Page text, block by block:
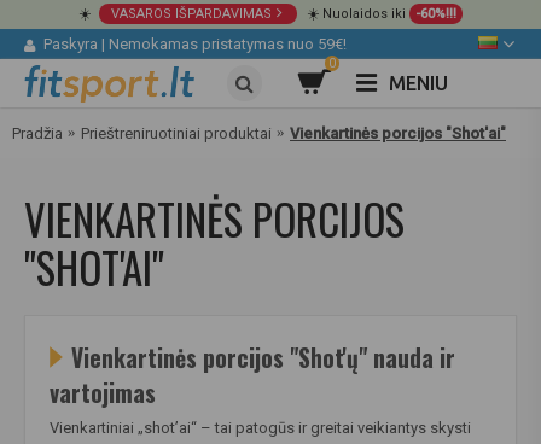
☀️ VASAROS IŠPARDAVIMAS ☀️ Nuolaidos iki -60%!!!
Paskyra | Nemokamas pristatymas nuo 59€!
0
MENIU
Pradžia Prieštreniruotiniai produktai Vienkartinės porcijos "Shot'ai"
VIENKARTINĖS PORCIJOS
"SHOT'AI"
Vienkartinės porcijos "Shot'ų" nauda ir
vartojimas
Vienkartiniai „shot’ai“ – tai patogūs ir greitai veikiantys skysti